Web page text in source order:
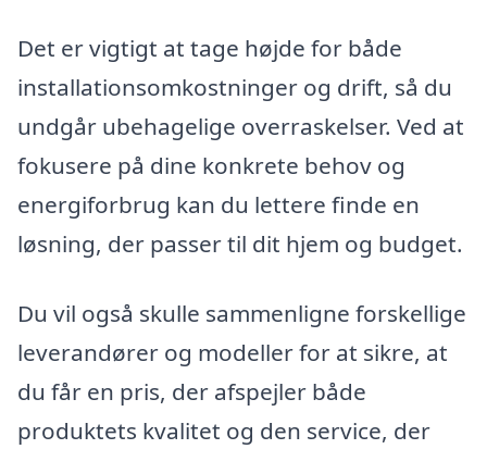
Det er vigtigt at tage højde for både
installationsomkostninger og drift, så du
undgår ubehagelige overraskelser. Ved at
fokusere på dine konkrete behov og
energiforbrug kan du lettere finde en
løsning, der passer til dit hjem og budget.
Du vil også skulle sammenligne forskellige
leverandører og modeller for at sikre, at
du får en pris, der afspejler både
produktets kvalitet og den service, der